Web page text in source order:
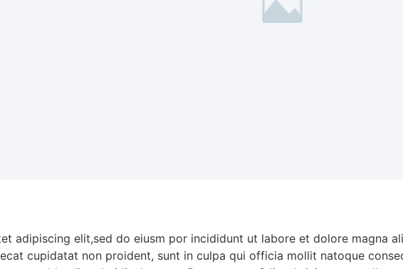
adipiscing elit,sed do eiusm por incididunt ut labore et dolore magna
cupidatat non proident, sunt in culpa qui officia mollit natoque